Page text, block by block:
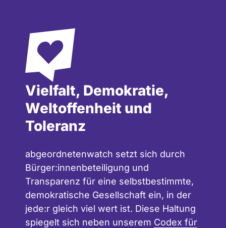
Vielfalt, Demokratie,
Weltoffenheit und
Toleranz
abgeordnetenwatch setzt sich durch
Bürger:innenbeteiligung und
Transparenz für eine selbstbestimmte,
demokratische Gesellschaft ein, in der
jede:r gleich viel wert ist. Diese Haltung
spiegelt sich neben unserem Codex für